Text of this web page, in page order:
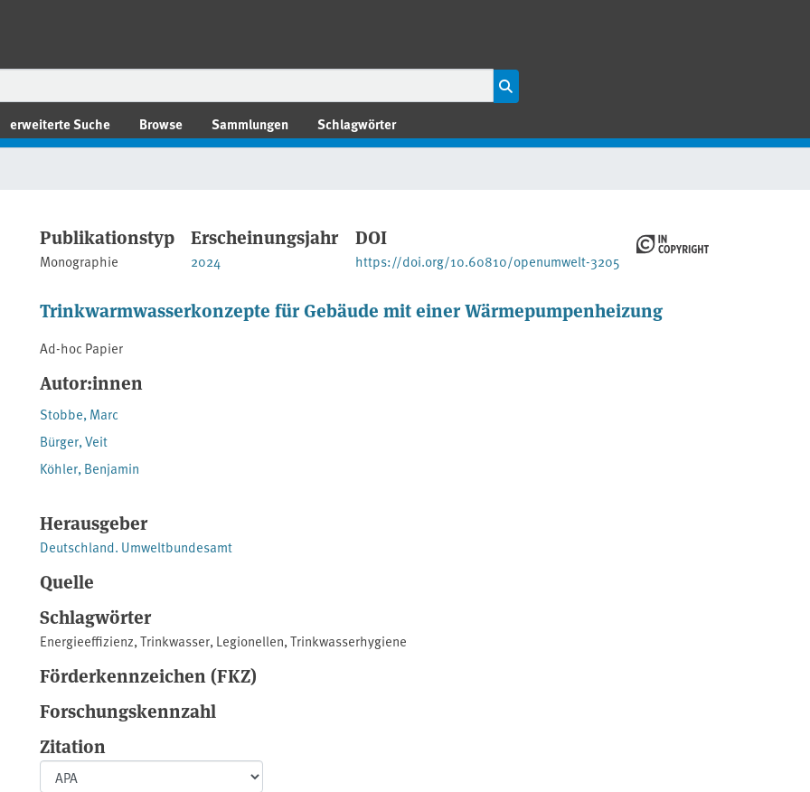
erweiterte Suche Browse Sammlungen Schlagwörter
Publikationstyp
Monographie
Erscheinungsjahr
2024
DOI
https://doi.org/10.60810/openumwelt-3205
Trinkwarmwasserkonzepte für Gebäude mit einer Wärmepumpenheizung
Ad-hoc Papier
Autor:innen
Stobbe, Marc
Bürger, Veit
Köhler, Benjamin
Herausgeber
Deutschland. Umweltbundesamt
Quelle
Schlagwörter
Energieeffizienz,Trinkwasser, Legionellen,Trinkwasserhygiene
Förderkennzeichen (FKZ)
Forschungskennzahl
Zitation